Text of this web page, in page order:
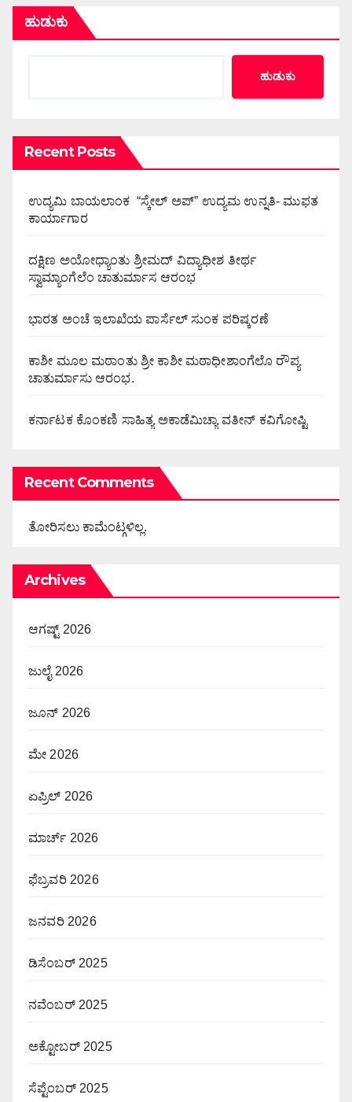
ಹುಡುಕು
ಹುಡುಕು
Recent Posts
ಉದ್ಯಮಿ ಬಾಯಲಾಂಕ “ಸ್ಕೇಲ್ ಅಪ್” ಉದ್ಯಮ ಉನ್ನತಿ- ಮುಫತ
ಕಾರ್ಯಾಗಾರ
ದಕ್ಷಿಣ ಅಯೋಧ್ಯಾಂತು ಶ್ರೀಮದ್ ವಿದ್ಯಾಧೀಶ ತೀರ್ಥ
ಸ್ವಾಮ್ಯಾಂಗೆಲೆಂ ಚಾತುರ್ಮಾಸ ಆರಂಭ
ಭಾರತ ಅಂಚೆ ಇಲಾಖೆಯ ಪಾರ್ಸೆಲ್ ಸುಂಕ ಪರಿಷ್ಕರಣೆ
ಕಾಶೀ ಮೂಲ ಮಠಾಂತು ಶ್ರೀ ಕಾಶೀ ಮಠಾಧೀಶಾಂಗೆಲೊ ರೌಪ್ಯ
ಚಾತುರ್ಮಾಸು ಆರಂಭ.
ಕರ್ನಾಟಕ ಕೊಂಕಣಿ ಸಾಹಿತ್ಯ ಅಕಾಡೆಮಿಚ್ಯಾ ವತೀನ್ ಕವಿಗೋಷ್ಟಿ
Recent Comments
ತೋರಿಸಲು ಕಾಮೆಂಟ್ಗಳಿಲ್ಲ.
Archives
ಆಗಷ್ಟ್ 2026
ಜುಲೈ 2026
ಜೂನ್ 2026
ಮೇ 2026
ಏಪ್ರಿಲ್ 2026
ಮಾರ್ಚ್ 2026
ಫೆಬ್ರವರಿ 2026
ಜನವರಿ 2026
ಡಿಸೆಂಬರ್ 2025
ನವೆಂಬರ್ 2025
ಅಕ್ಟೋಬರ್ 2025
ಸೆಪ್ಟೆಂಬರ್ 2025